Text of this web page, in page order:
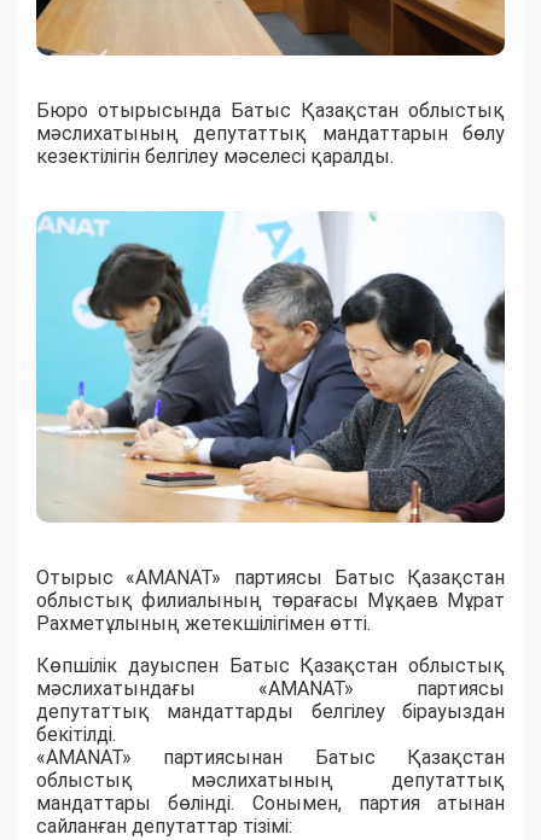
Бюро отырысында Батыс Қазақстан облыстық
мәслихатының депутаттық мандаттарын бөлу
кезектілігін белгілеу мәселесі қаралды.
Отырыс «AMANAT» партиясы Батыс Қазақстан
облыстық филиалының төрағасы Мұқаев Мұрат
Рахметұлының жетекшілігімен өтті.
Көпшілік дауыспен Батыс Қазақстан облыстық
мәслихатындағы «AMANAT» партиясы
депутаттық мандаттарды белгілеу бірауыздан
бекітілді.
«AMANAT» партиясынан Батыс Қазақстан
облыстық мәслихатының депутаттық
мандаттары бөлінді. Сонымен, партия атынан
сайланған депутаттар тізімі: